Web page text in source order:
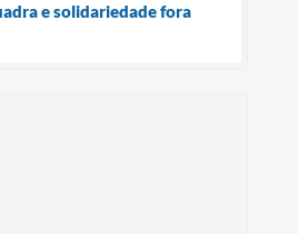
e solidariedade fora